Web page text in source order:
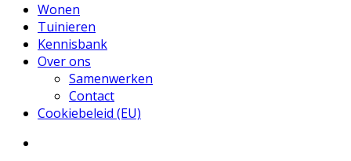
Wonen
Tuinieren
Kennisbank
Over ons
Samenwerken
Contact
Cookiebeleid (EU)